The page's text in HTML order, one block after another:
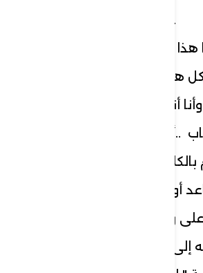
.
الشعور بالغربة وأنت
هذا الزحام؟
أنظر في بحر عينيها
..أنت مرفأ ما بقي من
بالكلمات .. سفناً ،ونوارسَ
أوجعتها الانتظارات ؟
روحي ، اقرأ في سفر
إلى الشمس ، في زمن